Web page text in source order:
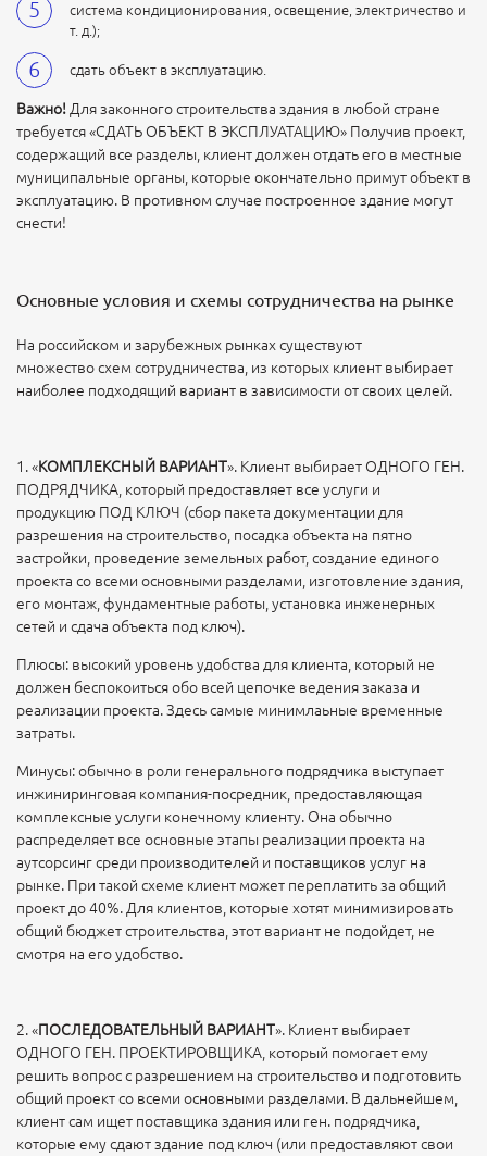
система кондиционирования, освещение, электричество и
т. д.);
сдать объект в эксплуатацию.
Важно!Для законного строительства здания в любой стране
требуется «СДАТЬ ОБЪЕКТ В ЭКСПЛУАТАЦИЮ» Получив проект,
содержащий все разделы, клиент должен отдать его в местные
муниципальные органы, которые окончательно примут объект в
эксплуатацию. В противном случае построенное здание могут
снести!
Основные условия и схемы сотрудничества на рынке
На российском и зарубежных рынках существуют
множество схем сотрудничества, из которых клиент выбирает
наиболее подходящий вариант в зависимости от своих целей.
1. «КОМПЛЕКСНЫЙ ВАРИАНТ». Клиент выбирает ОДНОГО ГЕН.
ПОДРЯДЧИКА, который предоставляет все услуги и
продукцию ПОД КЛЮЧ (сбор пакета документации для
разрешения на строительство, посадка объекта на пятно
застройки, проведение земельных работ, создание единого
проекта со всеми основными разделами, изготовление здания,
его монтаж, фундаментные работы, установка инженерных
сетей и сдача объекта под ключ).
Плюсы: высокий уровень удобства для клиента, который не
должен беспокоиться обо всей цепочке ведения заказа и
реализации проекта. Здесь самые минимлаьные временные
затраты.
Минусы: обычно в роли генерального подрядчика выступает
инжиниринговая компания-посредник, предоставляющая
комплексные услуги конечному клиенту. Она обычно
распределяет все основные этапы реализации проекта на
аутсорсинг среди производителей и поставщиков услуг на
рынке. При такой схеме клиент может переплатить за общий
проект до 40%. Для клиентов, которые хотят минимизировать
общий бюджет строительства, этот вариант не подойдет, не
смотря на его удобство.
2. «ПОСЛЕДОВАТЕЛЬНЫЙ ВАРИАНТ». Клиент выбирает
ОДНОГО ГЕН. ПРОЕКТИРОВЩИКА, который помогает ему
решить вопрос с разрешением на строительство и подготовить
общий проект со всеми основными разделами. В дальнейшем,
клиент сам ищет поставщика здания или ген. подрядчика,
которые ему сдают здание под ключ (или предоставляют свои